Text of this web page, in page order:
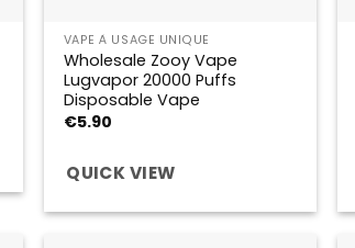
VAPE À USAGE UNIQUE
Wholesale Zooy Vape
Lugvapor 20000 Puffs
Disposable Vape
€5.90
QUICK VIEW